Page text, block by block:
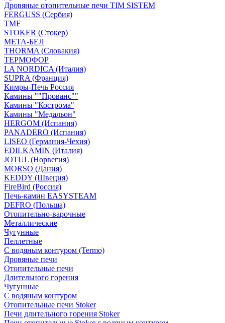
Дровяные отопительные печи TIM SISTEM
FERGUSS (Сербия)
TMF
STOKER (Стокер)
МЕТА-БЕЛ
THORMA (Словакия)
ТЕРМОФОР
LA NORDICA (Италия)
SUPRA (Франция)
Кимры-Печь Россия
Камины ""Прованс""
Камины "Кострома"
Камины "Медальон"
HERGOM (Испания)
PANADERO (Испания)
LISEO (Германия-Чехия)
EDILKAMIN (Италия)
JOTUL (Норвегия)
MORSO (Дания)
KEDDY (Швеция)
FireBird (Россия)
Печь-камин EASYSTEAM
DEFRO (Польша)
Отопительно-варочные
Металлические
Чугунные
Пеллетные
С водяным контуром (Termo)
Дровяные печи
Отопительные печи
Длительного горения
Чугунные
C водяным контуром
Отопительные печи Stoker
Печи длительного горения Stoker